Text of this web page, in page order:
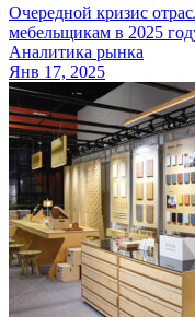
Очередной кризис
мебельщикам в 2025
Аналитика рынка
Янв 17, 2025